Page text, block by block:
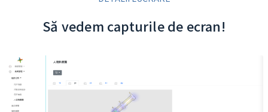
Să vedem capturile de ecran!